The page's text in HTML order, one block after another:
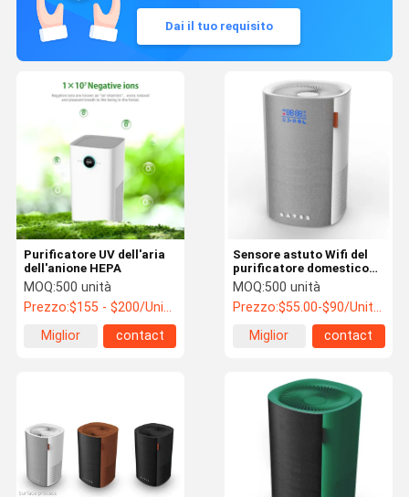
Dai il tuo requisito
Sensore astuto Wifi del
purificatore domestico
dell'aria del filtrante di
DC24V Hepa 3 milione
OEM dello ione dell'anione
MOQ:500 unità
Prezzo:$55.00-$90/Units >=500 Units
Miglior
contact
Purificatore UV dell'aria
dell'anione HEPA
MOQ:500 unità
Prezzo:$155 - $200/Units
Miglior
contact